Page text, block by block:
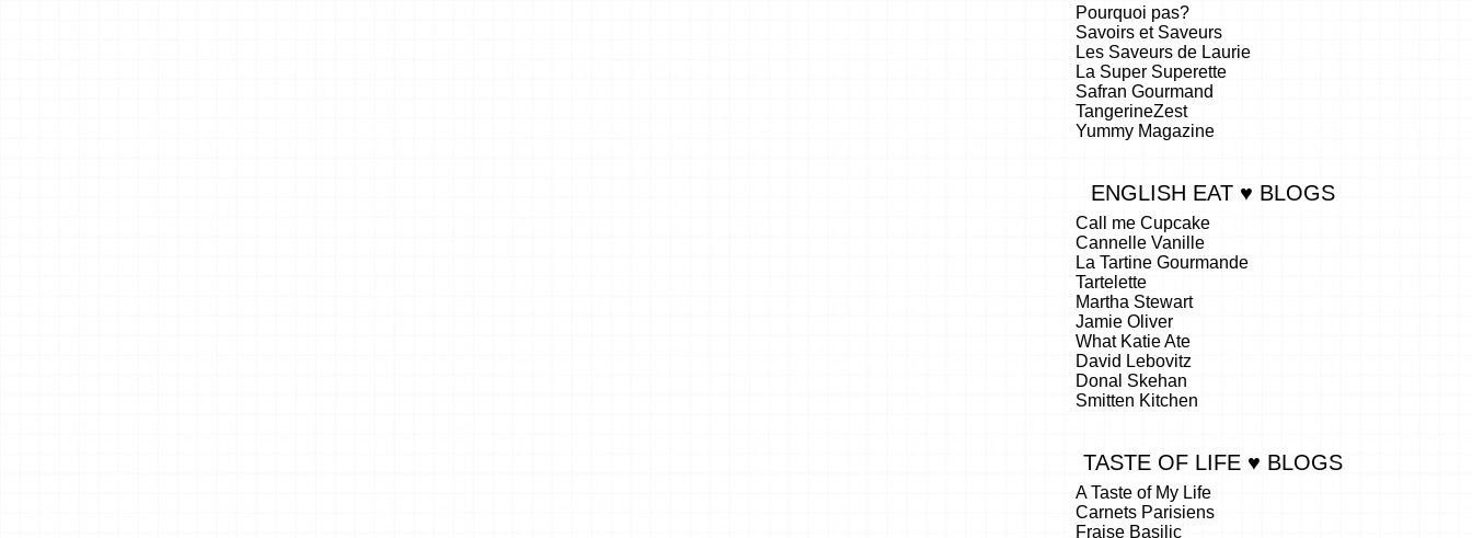
Pourquoi pas?
Savoirs et Saveurs
Les Saveurs de Laurie
La Super Superette
Safran Gourmand
TangerineZest
Yummy Magazine
ENGLISH EAT ♥ BLOGS
Call me Cupcake
Cannelle Vanille
La Tartine Gourmande
Tartelette
Martha Stewart
Jamie Oliver
What Katie Ate
David Lebovitz
Donal Skehan
Smitten Kitchen
TASTE OF LIFE ♥ BLOGS
A Taste of My Life
Carnets Parisiens
Fraise Basilic